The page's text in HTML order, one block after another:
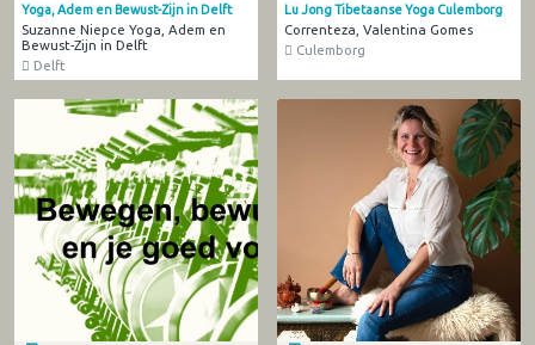
Yoga, Adem en Bewust-Zijn in Delft
Suzanne Niepce Yoga, Adem en
Bewust-Zijn in Delft
Delft
Lu Jong Tibetaanse Yoga Culemborg
Correnteza, Valentina Gomes
Culemborg